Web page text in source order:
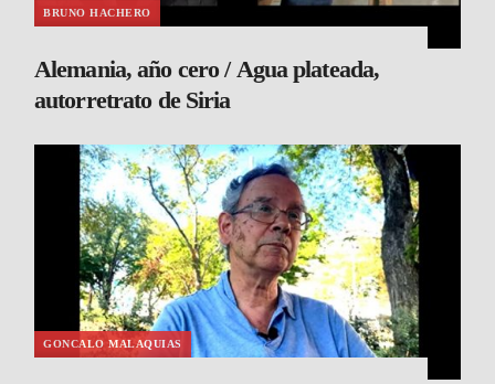
BRUNO HACHERO
Alemania, año cero / Agua plateada,
autorretrato de Siria
GONCALO MALAQUIAS